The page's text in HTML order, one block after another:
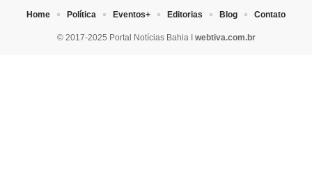
© 2017-2025 Portal Notícias Bahia I webtiva.com.br
Home Política Eventos+ Editorias Blog Contato